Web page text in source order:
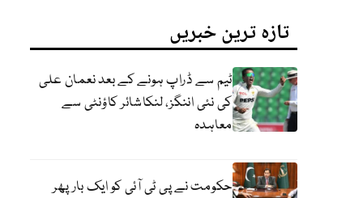
تازہ ترین خبریں
ٹیم سے ڈراپ ہونے کے بعد نعمان علی
کی نئی اننگز، لنکاشائر کاؤنٹی سے
معاہدہ
حکومت نے پی ٹی آئی کو ایک بارپھر